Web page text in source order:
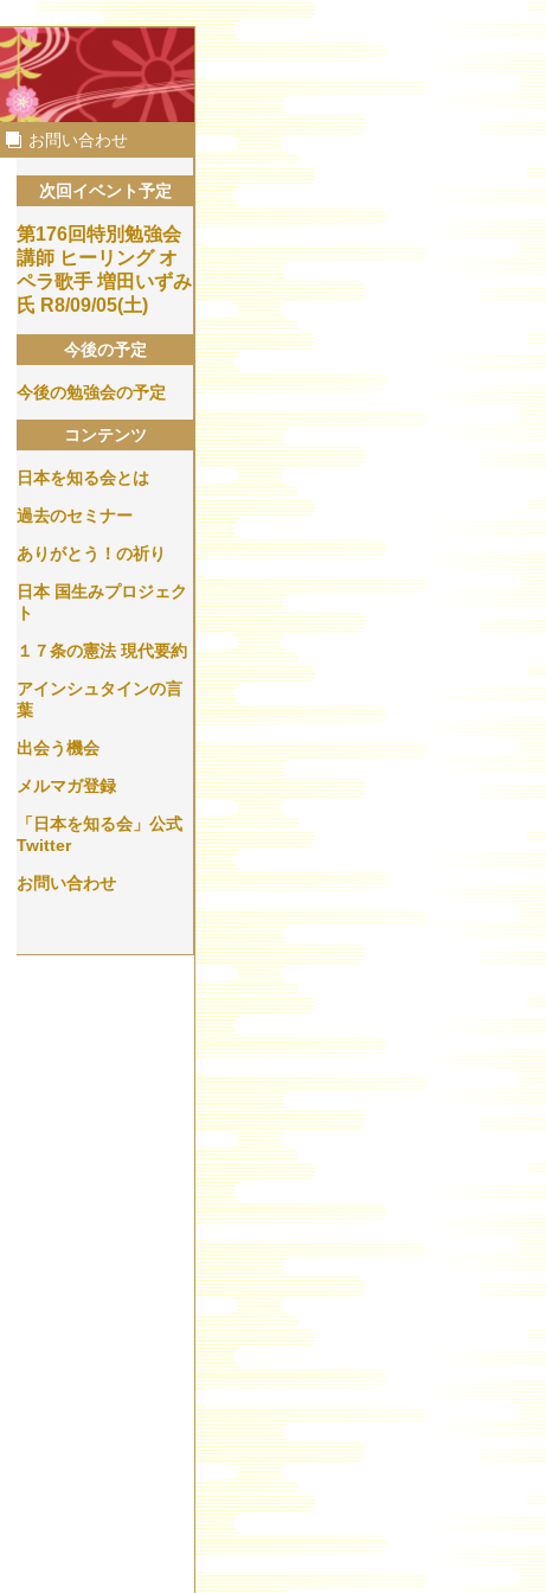
お問い合わせ
次回イベント予定
第176回特別勉強会
講師​ ヒーリング オ
ペラ歌手 増田いずみ
氏 R8/09/05(土)
今後の予定
今後の勉強会の予定
コンテンツ
日本を知る会とは
過去のセミナー
ありがとう！の祈り
日本 国生みプロジェク
ト
１７条の憲法 現代要約
アインシュタインの言
葉
出会う機会
メルマガ登録
「日本を知る会」公式
Twitter
お問い合わせ